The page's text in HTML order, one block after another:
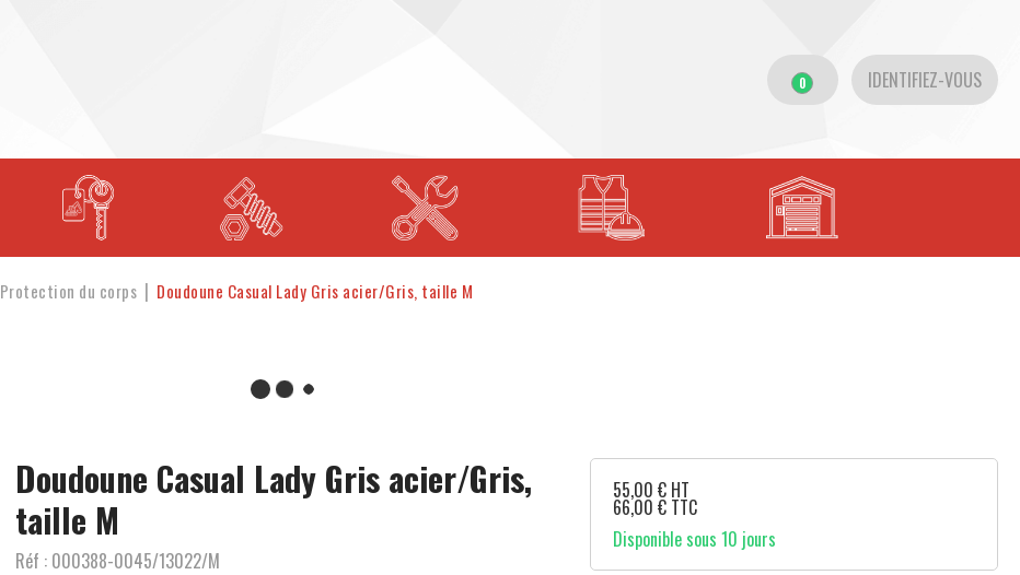
0 IDENTIFIEZ-VOUS
Protection du corps Doudoune Casual Lady Gris acier/Gris, taille M
Doudoune Casual Lady Gris acier/Gris,
taille M
Réf : 000388-0045/13022/M
55,00€ HT
66,00€ TTC
Disponible sous 10 jours